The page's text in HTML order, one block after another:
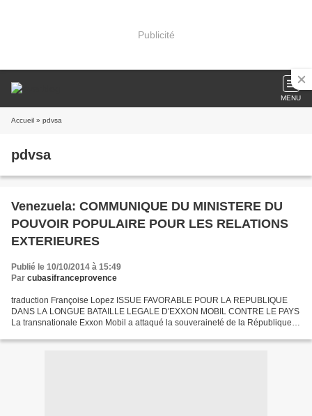
Publicité
MENU
Accueil » pdvsa
pdvsa
Venezuela: COMMUNIQUE DU MINISTERE DU
POUVOIR POPULAIRE POUR LES RELATIONS
EXTERIEURES
Publié le 10/10/2014 à 15:49
Par cubasifranceprovence
traduction Françoise Lopez ISSUE FAVORABLE POUR LA REPUBLIQUE
DANS LA LONGUE BATAILLE LEGALE D'EXXON MOBIL CONTRE LE PAYS
La transnationale Exxon Mobil a attaqué la souveraineté de la République